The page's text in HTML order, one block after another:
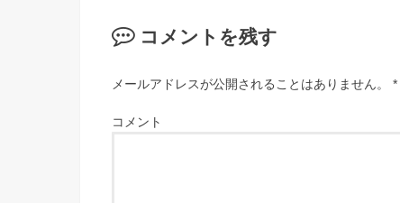
コメントを残す
メールアドレスが公開されることはありません。 *
コメント